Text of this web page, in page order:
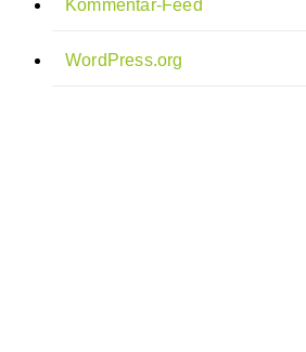
Kommentar-Feed
WordPress.org